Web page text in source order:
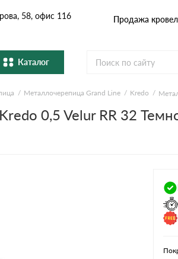
Продажа
58, офис 116
Каталог
Металлочерепица
Металлочерепица Grand Line Kredo
0,5 Velur RR 32